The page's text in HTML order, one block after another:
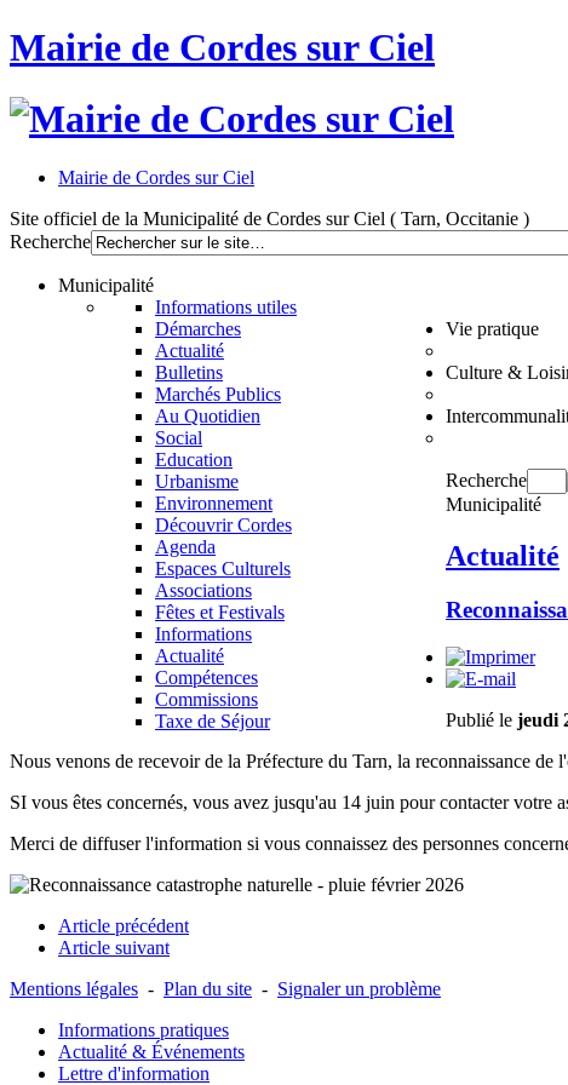
Mairie de Cordes sur Ciel
Mairie de Cordes sur Ciel
Site officiel de la Municipalité de Cordes sur Ciel ( Tarn, Occitanie )
Recherche
Municipalité
Informations utiles
Démarches
Actualité
Bulletins
Marchés Publics
Vie pratique
Au Quotidien
Social
Education
Urbanisme
Environnement
Culture &
Découvrir Cordes
Agenda
Espaces Culturels
Associations
Fêtes et Festivals
Informations
Actualité
Compétences
Commissions
Taxe de Séjour
Recherche
Municipalité
Actualité
Publié le jeudi
Nous venons de recevoir de la Préfecture du Tarn, la reconnaissance
SI vous êtes concernés, vous avez jusqu'au 14 juin pour contacter votre
Merci de diffuser l'information si vous connaissez des personnes
Article précédent
Article suivant
Mentions légales - Plan du site - Signaler un problème
Informations pratiques
Actualité & Événements
Lettre d'information